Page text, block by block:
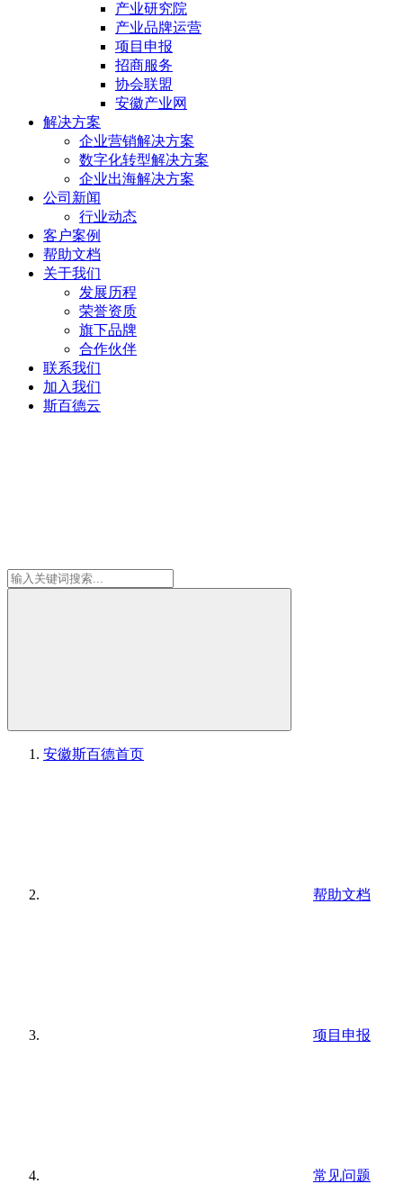
产业研究院
产业品牌运营
项目申报
招商服务
协会联盟
安徽产业网
解决方案
企业营销解决方案
数字化转型解决方案
企业出海解决方案
公司新闻
行业动态
客户案例
帮助文档
关于我们
发展历程
荣誉资质
旗下品牌
合作伙伴
联系我们
加入我们
斯百德云
安徽斯百德首页
帮助文档
项目申报
常见问题